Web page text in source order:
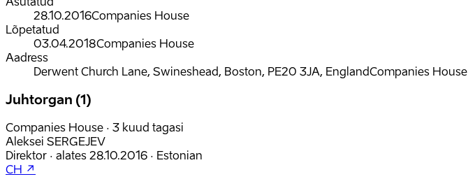
28.10.2016Companies House
Lõpetatud
03.04.2018Companies House
Aadress
Derwent Church Lane, Swineshead, Boston, PE20 3JA, EnglandCompanies House
Juhtorgan (1)
Companies House · 3 kuud tagasi
Aleksei SERGEJEV
Direktor · alates 28.10.2016 · Estonian
CH ↗